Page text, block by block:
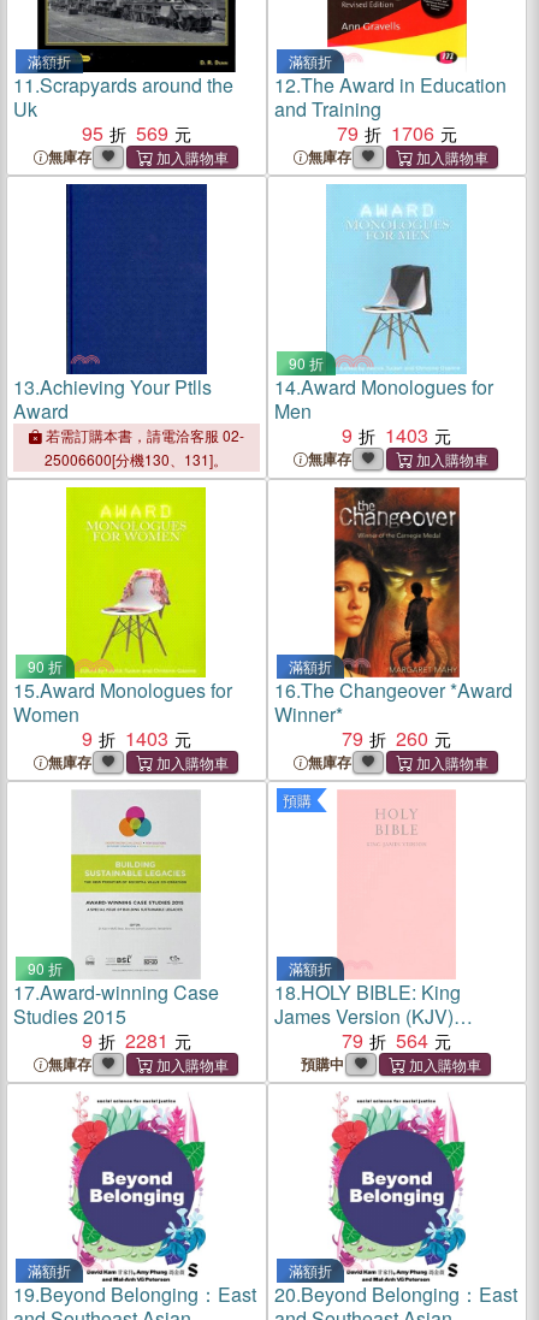
滿額折
11.Scrapyards around the
Uk
95
569
無庫存
滿額折
12.The Award in Education
and Training
79
1706
無庫存
13.Achieving Your Ptlls
Award
若需訂購本書，請電洽客服 02-
25006600[分機130、131]。
90 折
14.Award Monologues for
Men
9
1403
無庫存
90 折
15.Award Monologues for
Women
9
1403
無庫存
滿額折
16.The Changeover *Award
Winner*
79
260
無庫存
90 折
17.Award-winning Case
Studies 2015
9
2281
無庫存
預購
滿額折
18.HOLY BIBLE: King
James Version (KJV)
Popular Gift & Award Pink
Leatherette Edition
79 564
預購中
滿額折
19.Beyond Belonging：East
滿額折
20.Beyond Belonging：East